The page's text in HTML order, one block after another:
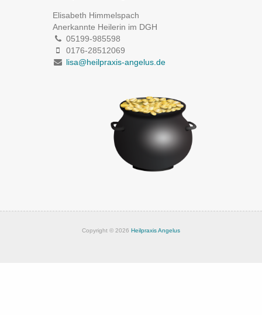
Elisabeth Himmelspach
Anerkannte Heilerin im DGH
05199-985598
0176-28512069
lisa@heilpraxis-angelus.de
Copyright © 2026 Heilpraxis Angelus